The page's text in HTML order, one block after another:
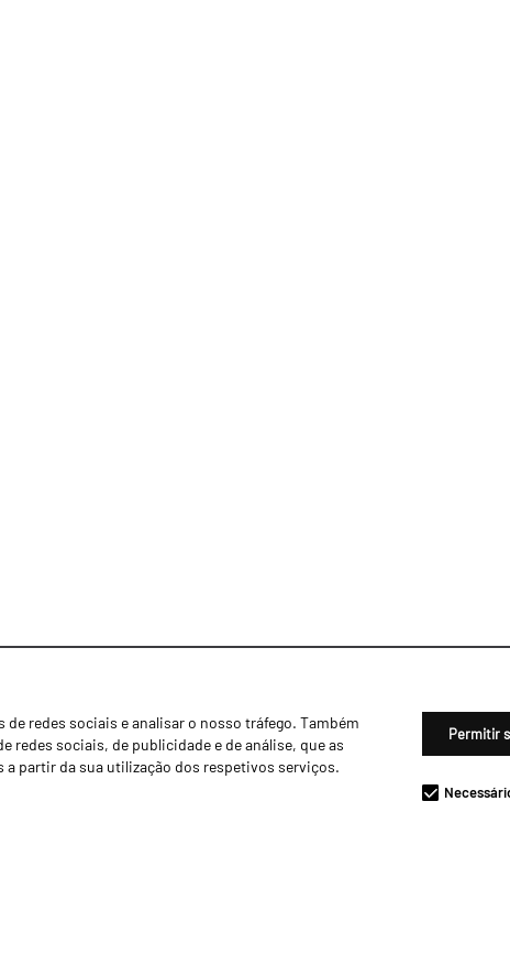
redes sociais e analisar o nosso tráfego. Também
redes sociais, de publicidade e de análise, que as
partir da sua utilização dos respetivos serviços.
Permitir
Notícias
Concessionários